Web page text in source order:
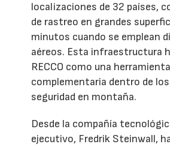
localizaciones de 32 países,
de rastreo en grandes
minutos cuando se emplean
aéreos. Esta infraestructura
RECCO como una herramienta
complementaria dentro de
seguridad en montaña.
Desde la compañía
ejecutivo, Fredrik Steinwall,